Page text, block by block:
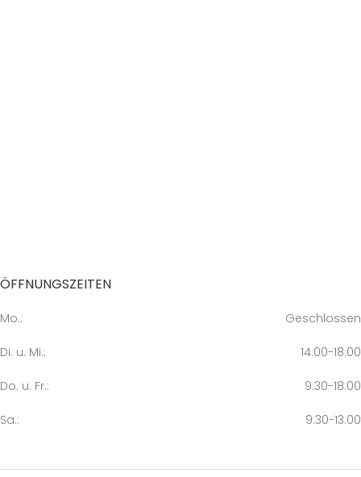
ÖFFNUNGSZEITEN
Mo.: Geschlossen
Di. u. Mi.: 14:00-18:00
Do. u. Fr.: 9:30-18:00
Sa.: 9:30-13:00